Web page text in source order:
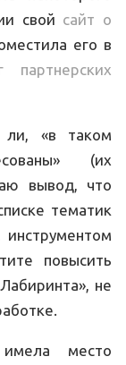
свой сайт о
его в
партнерских
ли, «в таком
(их
вывод, что
тематик
инструментом
повысить
не
место